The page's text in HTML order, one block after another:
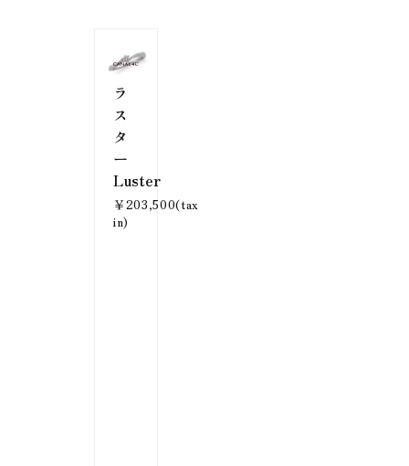
ラ
ス
タ
ー
Luster
￥203,500(tax
in)